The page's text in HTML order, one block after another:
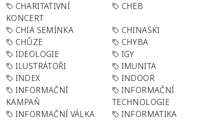
CHARITATIVNÍ
KONCERT
CHEB
CHIA SEMÍNKA
CHINASKI
CHŮZE
CHYBA
IDEOLOGIE
IGY
ILUSTRÁTOŘI
IMUNITA
INDEX
INDOOR
INFORMAČNÍ
KAMPAŇ
INFORMAČNÍ
TECHNOLOGIE
INFORMAČNÍ VÁLKA
INFORMATIKA